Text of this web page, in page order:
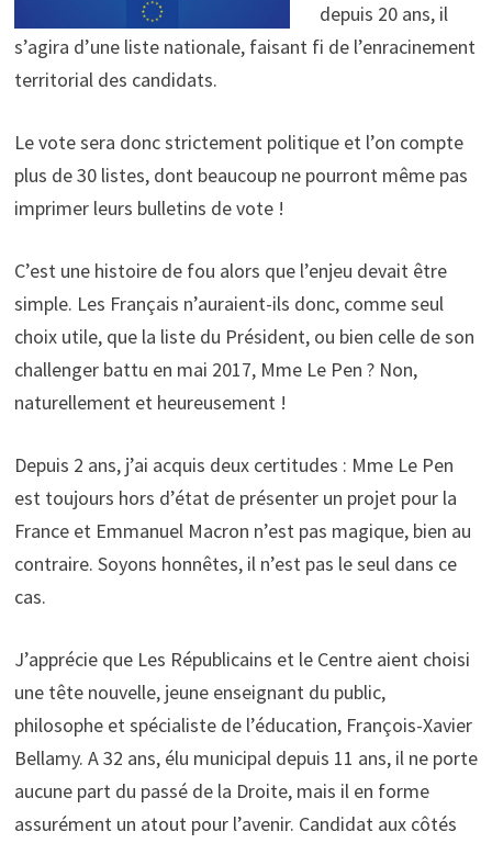
depuis 20 ans, il
s’agira d’une liste nationale, faisant fi de l’enracinement
territorial des candidats.
Le vote sera donc strictement politique et l’on compte
plus de 30 listes, dont beaucoup ne pourront même pas
imprimer leurs bulletins de vote !
C’est une histoire de fou alors que l’enjeu devait être
simple. Les Français n’auraient-ils donc, comme seul
choix utile, que la liste du Président, ou bien celle de son
challenger battu en mai 2017, Mme Le Pen ? Non,
naturellement et heureusement !
Depuis 2 ans, j’ai acquis deux certitudes : Mme Le Pen
est toujours hors d’état de présenter un projet pour la
France et Emmanuel Macron n’est pas magique, bien au
contraire. Soyons honnêtes, il n’est pas le seul dans ce
cas.
J’apprécie que Les Républicains et le Centre aient choisi
une tête nouvelle, jeune enseignant du public,
philosophe et spécialiste de l’éducation, François-Xavier
Bellamy. A 32 ans, élu municipal depuis 11 ans, il ne porte
aucune part du passé de la Droite, mais il en forme
assurément un atout pour l’avenir. Candidat aux côtés